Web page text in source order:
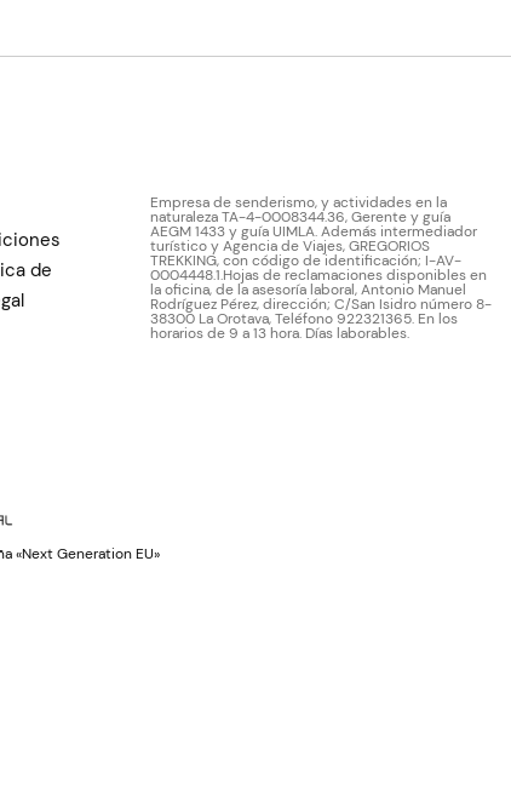
de
Empresa de senderismo, y actividades en la
naturaleza TA-4-0008344.36, Gerente y guía
AEGM 1433 y guía UIMLA. Además intermediador
turístico y Agencia de Viajes, GREGORIOS
TREKKING, con código de identificación; I-AV-
0004448.1.Hojas de reclamaciones disponibles en
la oficina, de la asesoría laboral, Antonio Manuel
Rodríguez Pérez, dirección; C/San Isidro número 8-
38300 La Orotava, Teléfono 922321365. En los
horarios de 9 a 13 hora. Días laborables.
«Next Generation EU»